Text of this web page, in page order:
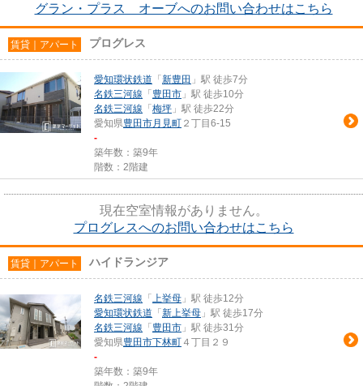
グラン・プラス オーブへのお問い合わせはこちら
賃貸｜アパート プログレス
愛知環状鉄道 「 新豊田 」駅 徒歩7分
名鉄三河線 「 豊田市 」駅 徒歩10分
名鉄三河線 「 梅坪 」駅 徒歩22分
愛知県豊田市月見町 ２丁目6-15
-
築年数：築9年
階数：2階建
現在空室情報がありません。
プログレスへのお問い合わせはこちら
賃貸｜アパート ハイドランジア
名鉄三河線 「 上挙母 」駅 徒歩12分
愛知環状鉄道 「 新上挙母 」駅 徒歩17分
名鉄三河線 「 豊田市 」駅 徒歩31分
愛知県豊田市下林町 ４丁目２９
-
築年数：築9年